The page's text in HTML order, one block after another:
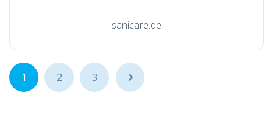
sanicare.de
1 2 3 ...